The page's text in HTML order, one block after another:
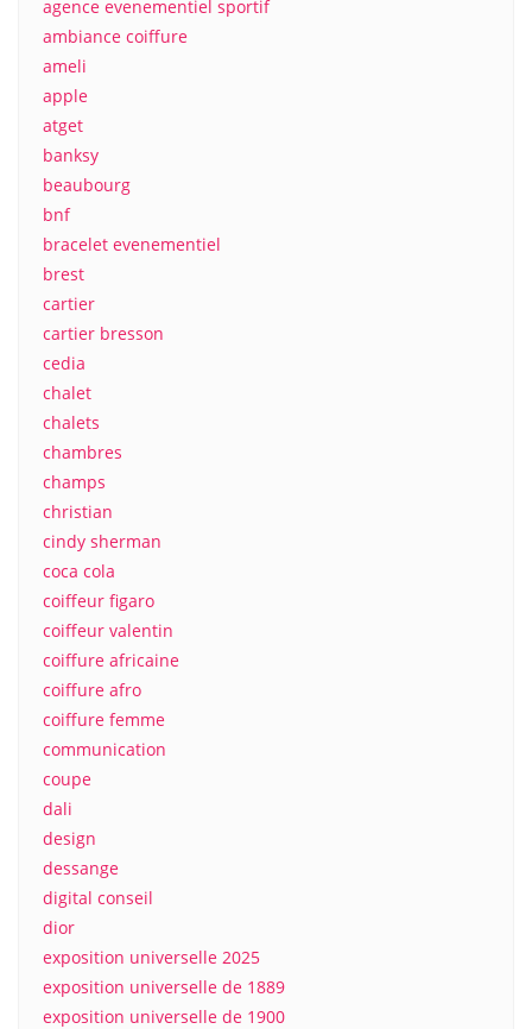
agence evenementiel sportif
ambiance coiffure
ameli
apple
atget
banksy
beaubourg
bnf
bracelet evenementiel
brest
cartier
cartier bresson
cedia
chalet
chalets
chambres
champs
christian
cindy sherman
coca cola
coiffeur figaro
coiffeur valentin
coiffure africaine
coiffure afro
coiffure femme
communication
coupe
dali
design
dessange
digital conseil
dior
exposition universelle 2025
exposition universelle de 1889
exposition universelle de 1900